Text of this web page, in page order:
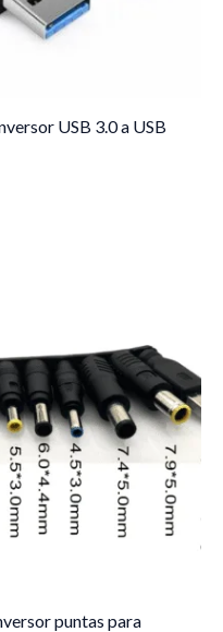
USB 3.0 a USB
puntas para